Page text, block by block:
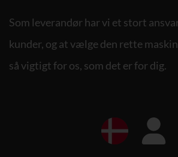
Som leverandør har vi et stort
kunder, og at vælge den rette
så vigtigt for os, som det er for dig.